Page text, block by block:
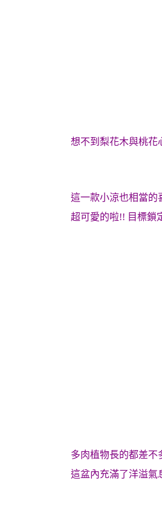
想不到梨花木與桃花
這一款小涼也相當的
超可愛的啦!! 目標鎖
多肉植物長的都差不
這盆內充滿了洋溢氣